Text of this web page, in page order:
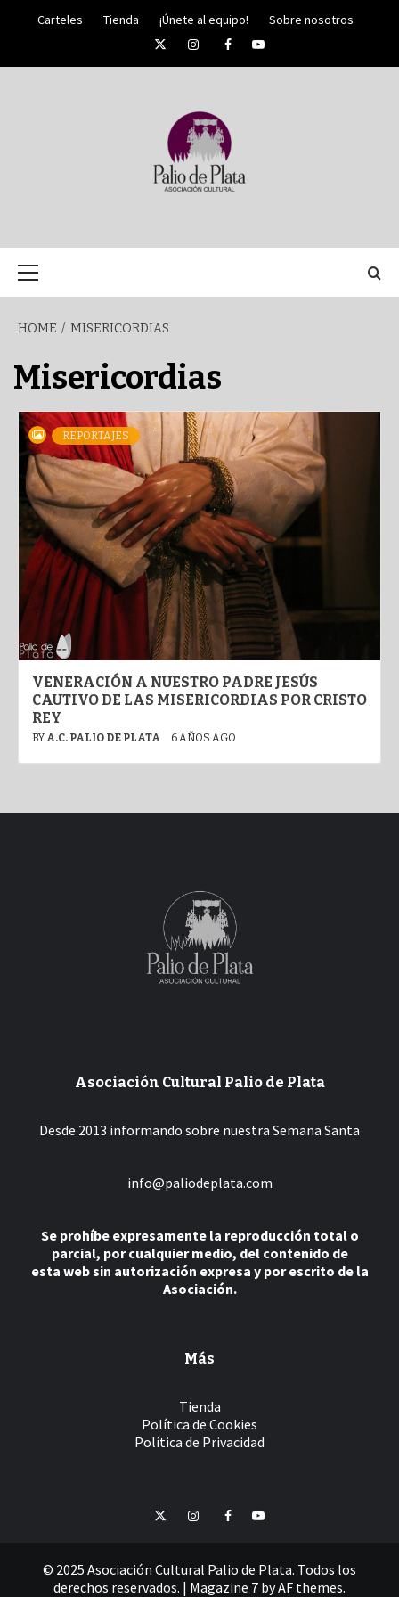
Carteles Tienda ¡Únete al equipo!
Sobre nosotros
TwitterInstagramFacebookYouTube
SEMANA
SANTA DE
MÁLAGA
HOME MISERICORDIAS
Misericordias
REPORTAJES
VENERACIÓN A NUESTRO PADRE JESÚS
CAUTIVO DE LAS MISERICORDIAS POR CRISTO
REY
BY A.C. PALIO DE PLATA 6 AÑOS AGO
Asociación Cultural Palio de Plata
Desde 2013 informando sobre nuestra Semana Santa
info@paliodeplata.com
Se prohíbe expresamente la reproducción total o
parcial, por cualquier medio, del contenido de
esta web sin autorización expresa y por escrito de la
Asociación.
Más
Tienda
Política de Cookies
Política de Privacidad
TwitterInstagramFacebookYouTube
© 2025 Asociación Cultural Palio de Plata. Todos los
derechos reservados. | Magazine 7 by AF themes.